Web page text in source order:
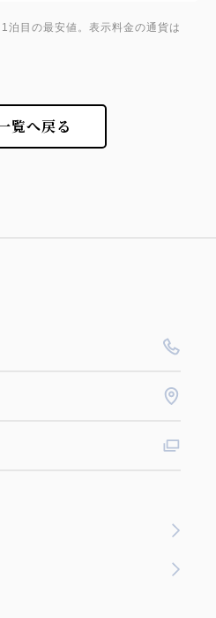
目の最安値。表示料金の通貨は
覧へ戻る